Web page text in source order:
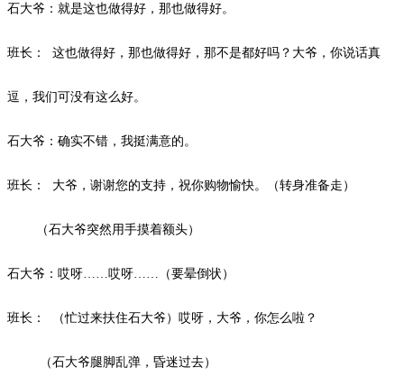
石大爷：就是这也做得好，那也做得好。
班长： 这也做得好，那也做得好，那不是都好吗？大爷，你说话真
逗，我们可没有这么好。
石大爷：确实不错，我挺满意的。
班长： 大爷，谢谢您的支持，祝你购物愉快。（转身准备走）
（石大爷突然用手摸着额头）
石大爷：哎呀 ……哎呀……（要晕倒状）
班长： （忙过来扶住石大爷）哎呀，大爷，你怎么啦？
（石大爷腿脚乱弹，昏迷过去）